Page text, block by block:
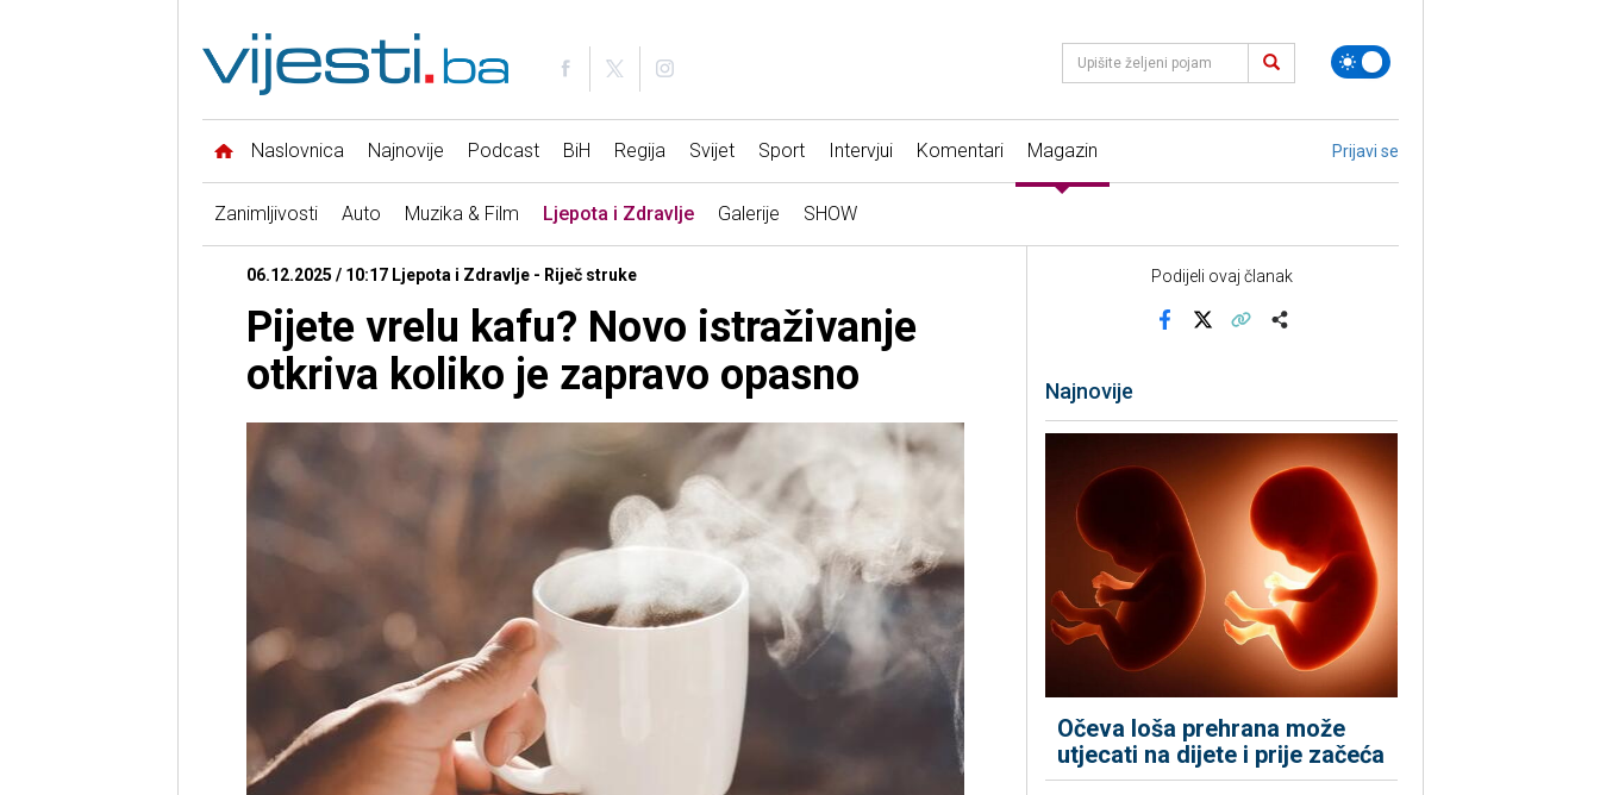
Naslovnica Najnovije Podcast BiH Regija Svijet Sport Intervjui Komentari Magazin Prijavi se
Zanimljivosti Auto Muzika & Film Ljepota i Zdravlje Galerije SHOW
06.12.2025 / 10:17 Ljepota i Zdravlje - Riječ struke
Pijete vrelu kafu? Novo istraživanje
otkriva koliko je zapravo opasno
Podijeli ovaj članak
Najnovije
Očeva loša prehrana može
utjecati na dijete i prije začeća